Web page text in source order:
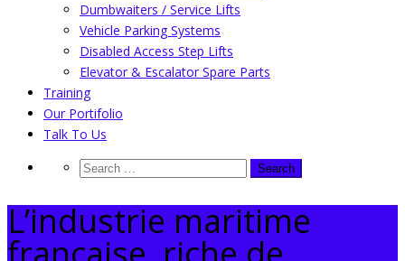
Dumbwaiters / Service Lifts
Vehicle Parking Systems
Disabled Access Step Lifts
Elevator & Escalator Spare Parts
Training
Our Portifolio
Talk To Us
L’industrie maritime